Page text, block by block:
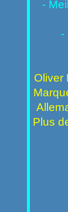
-
-
Oliver
Plus